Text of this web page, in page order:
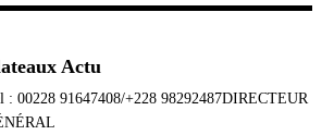
Actu
: 00228 91647408/+228 98292487DIRECTEUR